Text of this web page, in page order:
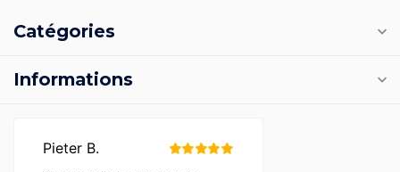
Catégories
Informations